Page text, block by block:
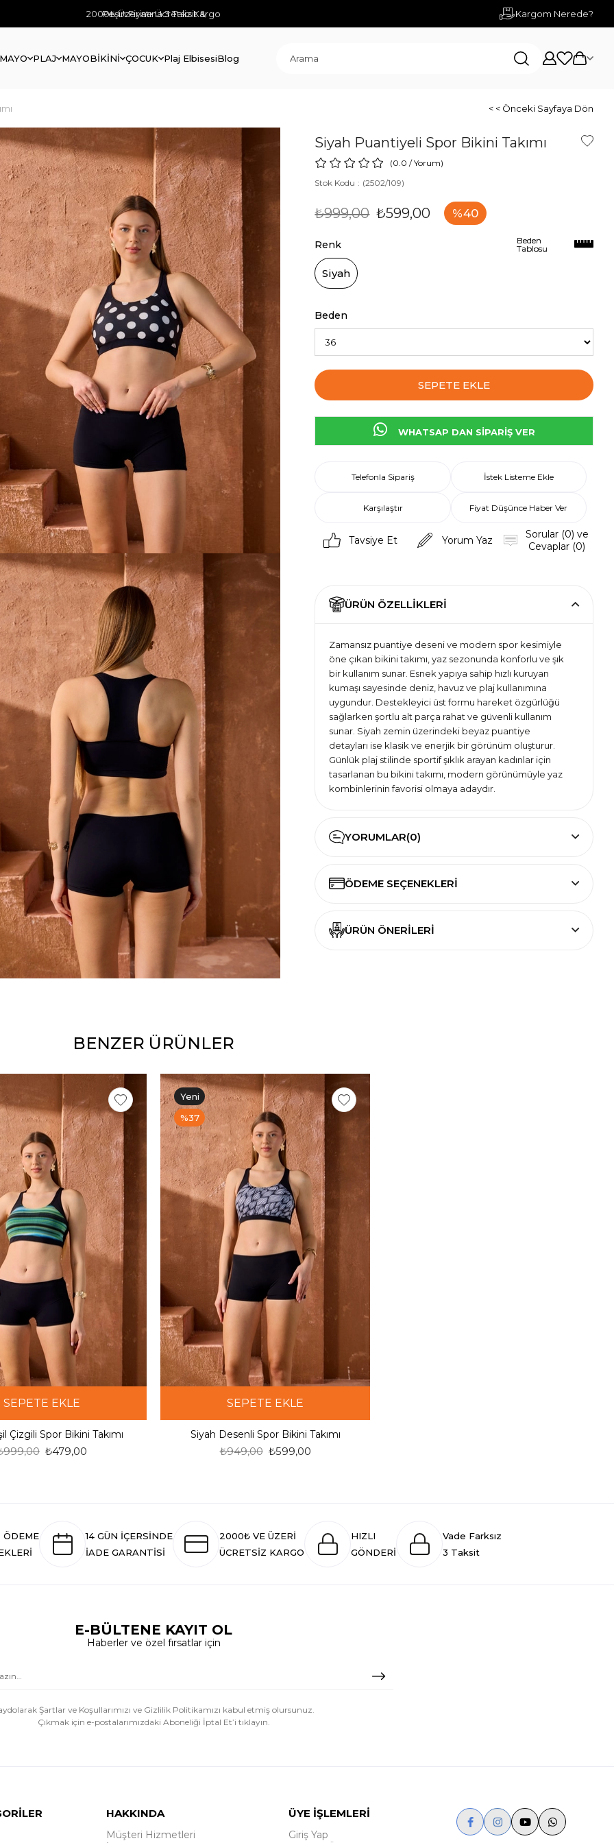
Peşin Fiyatına 3 Taksit &
2000₺ Üzerine Ücretsiz Kargo Kargom Nerede?
PLAJ MAYOBİKİNİ ÇOCUK Plaj ElbisesiBlog
< < Önceki Sayfaya Dön
Siyah Puantiyeli Spor Bikini Takımı
0.0 /Yorum)
Stok Kodu
(2502/109)
₺999,00 ₺599,00 40
Renk
Siyah
Beden
Beden
Tablosu
Beden
Tablosu
WHATSAP DAN SİPARİŞ VER
Telefonla Sipariş İstek Listeme Ekle
Karşılaştır Fiyat Düşünce Haber Ver
Tavsiye Et Yorum Yaz
Sorular (0) ve
Cevaplar (0)
ÜRÜN ÖZELLIKLERI
Zamansız puantiye deseni ve modern spor kesimiyle
öne çıkan bikini takımı, yaz sezonunda konforlu ve şık
bir kullanım sunar. Esnek yapıya sahip hızlı kuruyan
kumaşı sayesinde deniz, havuz ve plaj kullanımına
uygundur. Destekleyici üst formu hareket özgürlüğü
sağlarken şortlu alt parça rahat ve güvenli kullanım
sunar. Siyah zemin üzerindeki beyaz puantiye
detayları ise klasik ve enerjik bir görünüm oluşturur.
Günlük plaj stilinde sportif şıklık arayan kadınlar için
tasarlanan bu bikini takımı, modern görünümüyle yaz
kombinlerinin favorisi olmaya adaydır.
YORUMLAR(0)
ÖDEME SEÇENEKLERI
ÜRÜN ÖNERILERI
BENZER ÜRÜNLER
SEPETE EKLE
Çizgili Spor Bikini Takımı
₺479,00
SEPETE EKLE
Siyah Desenli Spor Bikini Takımı
₺599,00
₺949,00
Yeni
Ürün
%37
ÖDEME
14 GÜN İÇERSİNDE
İADE GARANTİSİ
2000₺ VE ÜZERİ
ÜCRETSİZ KARGO
HIZLI
GÖNDERİ
Vade Farksız
3 Taksit
E-BÜLTENE KAYIT OL
Haberler ve özel fırsatlar için
Şartlar ve Koşullarımızı ve Gizlilik Politikamızı kabul etmiş olursunuz.
Çıkmak için e-postalarımızdaki Aboneliği İptal Et’i tıklayın.
HAKKINDA
Müşteri Hizmetleri
ÜYE İŞLEMLERİ
Giriş Yap